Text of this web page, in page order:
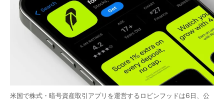
米国で株式・暗号資産取引アプリを運営するロビンフッドは6日、公